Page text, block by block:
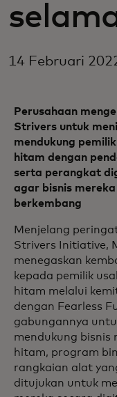
14 Februari
Perusahaan
Strivers untuk
mendukung
hitam dengan
serta perangkat
agar bisnis
berkembang
Menjelang
Strivers Initiative,
menegaskan
kepada pemilik
hitam melalui
dengan Fearless
gabungannya
mendukung bisnis
hitam, program
rangkaian alat
ditujukan untuk